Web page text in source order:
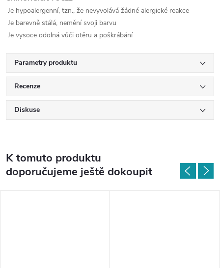
Je hypoalergenní, tzn., že nevyvolává žádné alergické reakce
Je barevně stálá, nemění svoji barvu
Je vysoce odolná vůči otěru a poškrábání
Parametry produktu
Recenze
Diskuse
K tomuto produktu
doporučujeme ještě dokoupit